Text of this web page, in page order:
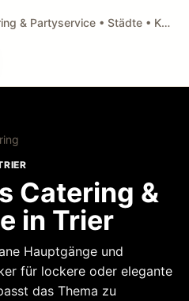
Catering & Partyservice • Städte • Küchenarten • Anfragen
Catering &
in Trier
Hauptgänge und
für lockere oder elegante
das Thema zu